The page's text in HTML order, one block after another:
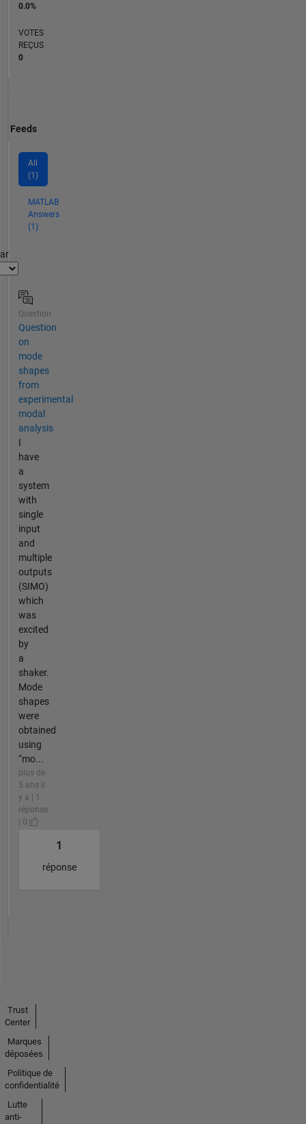
0.0%
VOTES
REÇUS
0
Feeds
All
(1)
MATLAB
Answers
(1)
Question
Question
on
mode
shapes
from
experimental
modal
analysis
I
have
a
system
with
single
input
and
multiple
outputs
(SIMO)
which
was
excited
by
a
shaker.
Mode
shapes
were
obtained
using
“mo...
plus de
5 ans il
y a | 1
réponse
| 0
1
réponse
Trust
Center
Marques
déposées
Politique de
confidentialité
Lutte
anti-